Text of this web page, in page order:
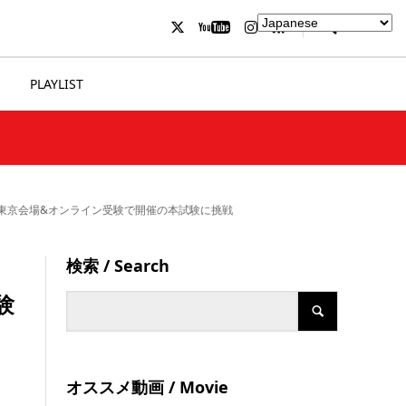
PLAYLIST
会場&オンライン受験で開催の本試験に挑戦
検索 / Search
オススメ動画 / Movie